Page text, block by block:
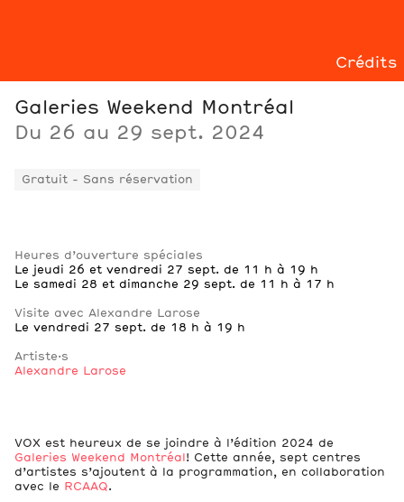
Crédits
Galeries Weekend Montréal
Du 26 au 29 sept. 2024
Gratuit - Sans réservation
Notes
Heures d’ouverture spéciales
Le jeudi 26 et vendredi 27 sept. de 11 h à 19 h
Le samedi 28 et dimanche 29 sept. de 11 h à 17 h
Visite avec Alexandre Larose
Le vendredi 27 sept. de 18 h à 19 h
Artiste·s
Alexandre Larose
VOX est heureux de se joindre à l’édition 2024 de
Galeries Weekend Montréal ! Cette année, sept centres
d’artistes s’ajoutent à la programmation, en collaboration
avec le
RCAAQ.